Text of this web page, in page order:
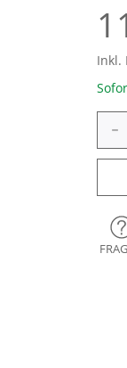
Inkl.
-